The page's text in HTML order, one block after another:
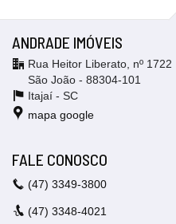
ANDRADE IMÓVEIS
Rua Heitor Liberato, nº 1722
São João - 88304-101
Itajaí - SC
mapa google
FALE CONOSCO
(47) 3349-3800
(47) 3348-4021